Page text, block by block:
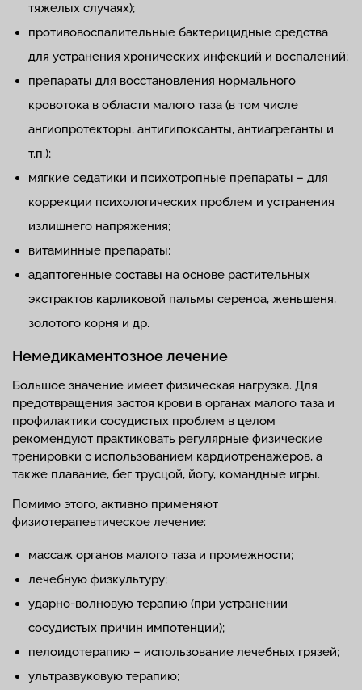
тяжелых случаях);
противовоспалительные бактерицидные средства
для устранения хронических инфекций и воспалений;
препараты для восстановления нормального
кровотока в области малого таза (в том числе
ангиопротекторы, антигипоксанты, антиагреганты и
т.п.);
мягкие седатики и психотропные препараты – для
коррекции психологических проблем и устранения
излишнего напряжения;
витаминные препараты;
адаптогенные составы на основе растительных
экстрактов карликовой пальмы сереноа, женьшеня,
золотого корня и др.
Немедикаментозное лечение
Большое значение имеет физическая нагрузка. Для
предотвращения застоя крови в органах малого таза и
профилактики сосудистых проблем в целом
рекомендуют практиковать регулярные физические
тренировки с использованием кардиотренажеров, а
также плавание, бег трусцой, йогу, командные игры.
Помимо этого, активно применяют
физиотерапевтическое лечение:
массаж органов малого таза и промежности;
лечебную физкультуру;
ударно-волновую терапию (при устранении
сосудистых причин импотенции);
пелоидотерапию – использование лечебных грязей;
ультразвуковую терапию;